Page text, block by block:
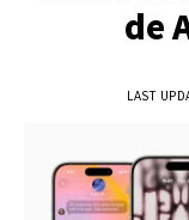
de
LAST